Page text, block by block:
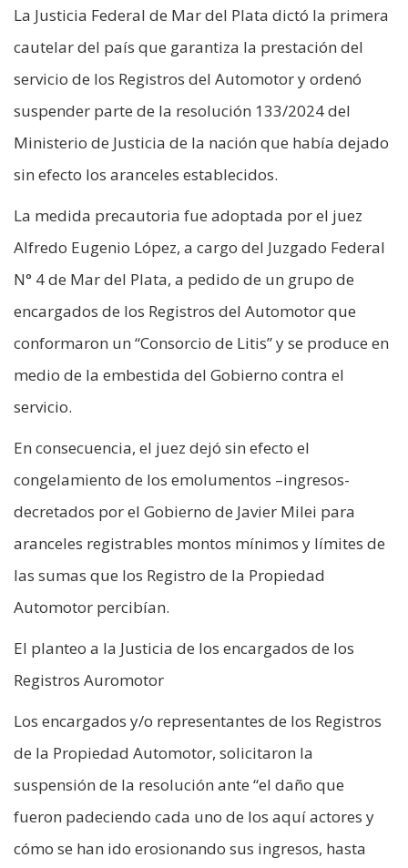
La Justicia Federal de Mar del Plata dictó la primera
cautelar del país que garantiza la prestación del
servicio de los Registros del Automotor y ordenó
suspender parte de la resolución 133/2024 del
Ministerio de Justicia de la nación que había dejado
sin efecto los aranceles establecidos.
La medida precautoria fue adoptada por el juez
Alfredo Eugenio López, a cargo del Juzgado Federal
N° 4 de Mar del Plata, a pedido de un grupo de
encargados de los Registros del Automotor que
conformaron un “Consorcio de Litis” y se produce en
medio de la embestida del Gobierno contra el
servicio.
En consecuencia, el juez dejó sin efecto el
congelamiento de los emolumentos –ingresos-
decretados por el Gobierno de Javier Milei para
aranceles registrables montos mínimos y límites de
las sumas que los Registro de la Propiedad
Automotor percibían.
El planteo a la Justicia de los encargados de los
Registros Auromotor
Los encargados y/o representantes de los Registros
de la Propiedad Automotor, solicitaron la
suspensión de la resolución ante “el daño que
fueron padeciendo cada uno de los aquí actores y
cómo se han ido erosionando sus ingresos, hasta